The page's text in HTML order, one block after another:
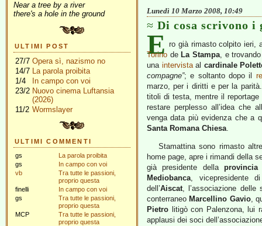
Near a tree by a river
there's a hole in the ground
ULTIMI POST
27/7 Opera sì, nazismo no
14/7 La parola proibita
1/4
In campo con voi
23/2 Nuovo cinema Luftansia
(2026)
11/2 Wormslayer
ULTIMI COMMENTI
gs
La parola proibita
gs
In campo con voi
vb
Tra tutte le passioni,
proprio questa
finelli
In campo con voi
gs
Tra tutte le passioni,
proprio questa
MCP
Tra tutte le passioni,
proprio questa
Lunedì 10 Marzo 2008, 10:49
Di cosa scrivono i
E ro già rimasto colpito ieri,
Torino de La Stampa, e
una intervistaal cardinale
compagne”; e soltanto dopo il
marzo, per i diritti e per la
titoli di testa, mentre il
restare perplesso all’idea che
venga data più evidenza che a
Santa Romana Chiesa.
Stamattina sono rimasto
home page, apre i rimandi della
già presidente della provincia
Mediobanca, vicepresidente
dell’Aiscat, l’associazione
conterraneo Marcellino Gavio,
Pietro litigò con Palenzona, lui
applausi dei soci